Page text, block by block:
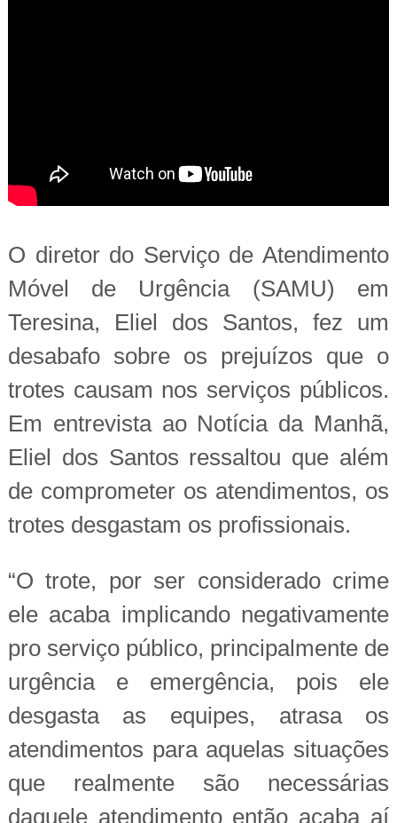
O diretor do Serviço de Atendimento
Móvel de Urgência (SAMU) em
Teresina, Eliel dos Santos, fez um
desabafo sobre os prejuízos que o
trotes causam nos serviços públicos.
Em entrevista ao Notícia da Manhã,
Eliel dos Santos ressaltou que além
de comprometer os atendimentos, os
trotes desgastam os profissionais.
“O trote, por ser considerado crime
ele acaba implicando negativamente
pro serviço público, principalmente de
urgência e emergência, pois ele
desgasta as equipes, atrasa os
atendimentos para aquelas situações
que realmente são necessárias
daquele atendimento então acaba aí